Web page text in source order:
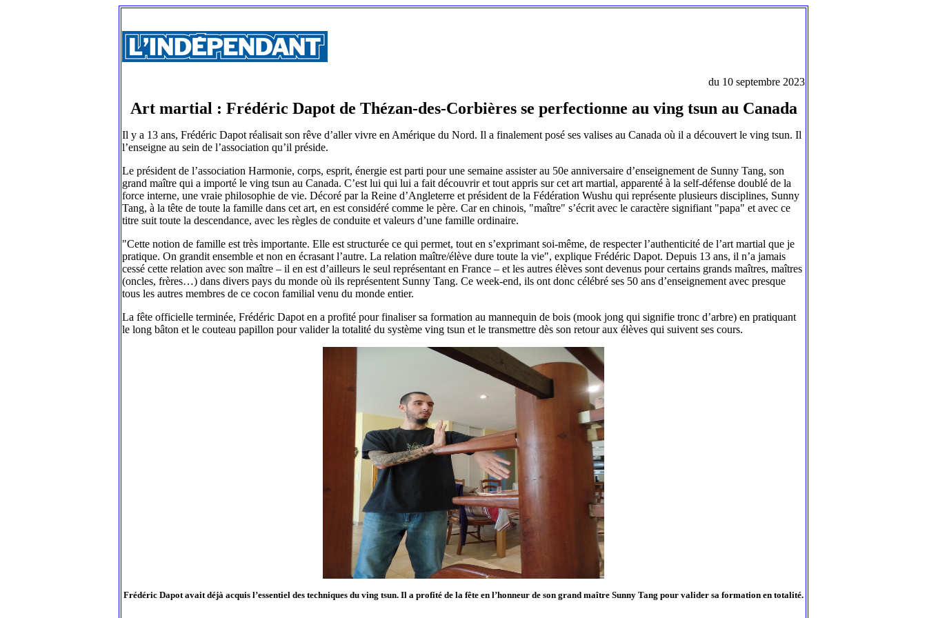
du 10 septembre 2023
Art martial : Frédéric Dapot de Thézan-des-Corbières se perfectionne au ving tsun au Canada
Il y a 13 ans, Frédéric Dapot réalisait son rêve d’aller vivre en Amérique du Nord. Il a finalement posé ses valises au Canada où il a découvert le ving tsun. Il
l’enseigne au sein de l’association qu’il préside.
Le président de l’association Harmonie, corps, esprit, énergie est parti pour une semaine assister au 50e anniversaire d’enseignement de Sunny Tang, son
grand maître qui a importé le ving tsun au Canada. C’est lui qui lui a fait découvrir et tout appris sur cet art martial, apparenté à la self-défense doublé de la
force interne, une vraie philosophie de vie. Décoré par la Reine d’Angleterre et président de la Fédération Wushu qui représente plusieurs disciplines, Sunny
Tang, à la tête de toute la famille dans cet art, en est considéré comme le père. Car en chinois, "maître" s’écrit avec le caractère signifiant "papa" et avec ce
titre suit toute la descendance, avec les règles de conduite et valeurs d’une famille ordinaire.
"Cette notion de famille est très importante. Elle est structurée ce qui permet, tout en s’exprimant soi-même, de respecter l’authenticité de l’art martial que je
pratique. On grandit ensemble et non en écrasant l’autre. La relation maître/élève dure toute la vie", explique Frédéric Dapot. Depuis 13 ans, il n’a jamais
cessé cette relation avec son maître – il en est d’ailleurs le seul représentant en France – et les autres élèves sont devenus pour certains grands maîtres, maîtres
(oncles, frères…) dans divers pays du monde où ils représentent Sunny Tang. Ce week-end, ils ont donc célébré ses 50 ans d’enseignement avec presque
tous les autres membres de ce cocon familial venu du monde entier.
La fête officielle terminée, Frédéric Dapot en a profité pour finaliser sa formation au mannequin de bois (mook jong qui signifie tronc d’arbre) en pratiquant
le long bâton et le couteau papillon pour valider la totalité du système ving tsun et le transmettre dès son retour aux élèves qui suivent ses cours.
Frédéric Dapot avait déjà acquis l’essentiel des techniques du ving tsun. Il a profité de la fête en l’honneur de son grand maître Sunny Tang pour valider sa formation en totalité.